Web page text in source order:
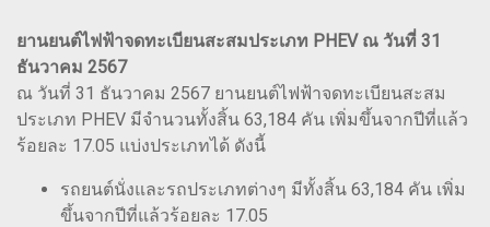
ยานยนต์ไฟฟ้าจดทะเบียนสะสมประเภท PHEV ณ วันที่ 31
ธันวาคม 2567
ณ วันที่ 31 ธันวาคม 2567 ยานยนต์ไฟฟ้าจดทะเบียนสะสม
ประเภท PHEV มีจำนวนทั้งสิ้น 63,184 คัน เพิ่มขึ้นจากปีที่แล้ว
ร้อยละ 17.05 แบ่งประเภทได้ ดังนี้
รถยนต์นั่งและรถประเภทต่างๆ มีทั้งสิ้น 63,184 คัน เพิ่ม
ขึ้นจากปีที่แล้วร้อยละ 17.05